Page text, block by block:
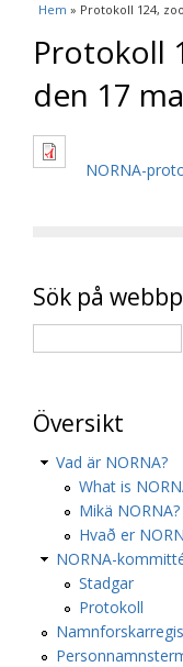
Du är här
Hem » Protokoll 124,
Protokoll
den 17
NORNA-
Sök på
Översikt
Vad är NORNA?
What is
Mikä NORNA?
Hvað er
NORNA-
Stadgar
Protokoll